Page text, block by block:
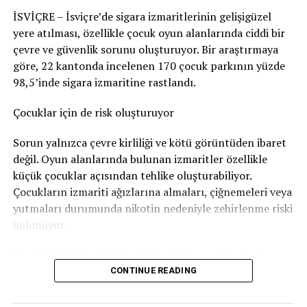
aldığı sonucuna vardı. Bu nedenle adam hakkında
Nötigung (zorlama)suçundan ceza verildi.
96 gün soruşturma tutukluluğunda kaldı
para cezasıverdi. Bu ceza şartlı olarak hükme bağlandı.
Ancak adam soruşturma sırasında96 gün tutuklu
kaldığıiçin bu süre cezadan mahsup edildi. Böylece
geriye 24 günlük, yani1.920 franklıkşartlı ceza kaldı.
Bunun yanında800 frank para cezasıödemesine karar
verildi.
frank diğer yargılama giderlerinikarşılaması
gerekiyor.
İSVİÇRE – İsviçre’de sigara izmaritlerinin gelişigüzel
yere atılması, özellikle çocuk oyun alanlarında ciddi bir
çevre ve güvenlik sorunu oluşturuyor. Bir araştırmaya
göre, 22 kantonda incelenen 170 çocuk parkının yüzde
98,5’inde sigara izmaritine rastlandı.
Çocuklar için de risk oluşturuyor
Sorun yalnızca çevre kirliliği ve kötü görüntüden ibaret
değil. Oyun alanlarında bulunan izmaritler özellikle
küçük çocuklar açısından tehlike oluşturabiliyor.
Çocukların izmariti ağızlarına almaları, çiğnemeleri veya
yutmaları durumunda nikotin nedeniyle zehirlenme riski
bulunuyor.
izmariti sorununa karşı özel kampanyalar yürütüyor.
Bern’den dikkat çeken kampanya
CONTINUE READING